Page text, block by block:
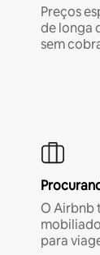
Preços
de longa
sem
O
para